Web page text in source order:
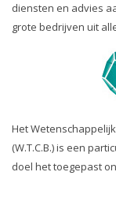
diensten en advies
grote bedrijven uit
Het
(W.T.C.B.) is een
doel het toegepast